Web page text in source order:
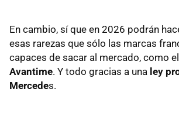
En cambio, sí que en 2026 podrán
esas rarezas que sólo las marcas
capaces de sacar al mercado, como el
Avantime. Y todo gracias a una ley
Mercedes.